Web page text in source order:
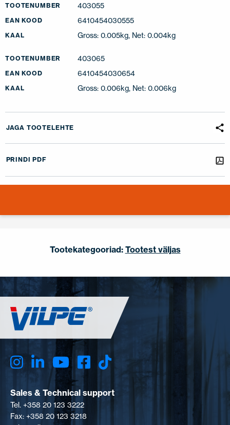
TOOTENUMBER 403055
EAN KOOD 6410454030555
KAAL Gross: 0.005kg, Net: 0.004kg
TOOTENUMBER 403065
EAN KOOD 6410454030654
KAAL Gross: 0.006kg, Net: 0.006kg
JAGA TOOTELEHTE
PRINDI PDF
Tootekategooriad: Tootest väljas
Sales & Technical support
Tel. +358 20 123 3222
Fax: +358 20 123 3218